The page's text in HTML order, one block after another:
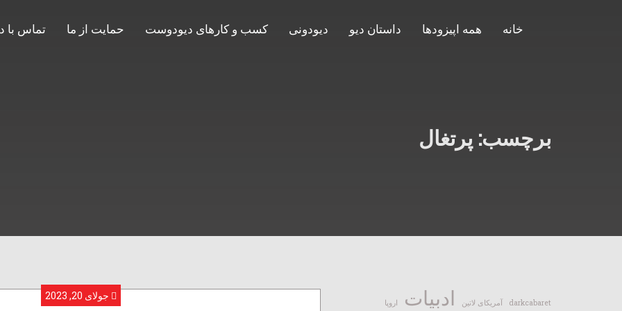
خانه همه اپیزودها داستان دیو دیودونی کسب و کارهای دیودوست حمایت از ما تماس با
برچسب: پرتغال
جولای 20, 2023
darkcabaret آمریکای لاتین ادبیات اروپا